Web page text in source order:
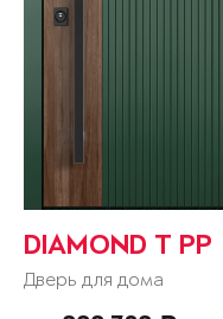
DIAMOND T РР
Дверь для дома